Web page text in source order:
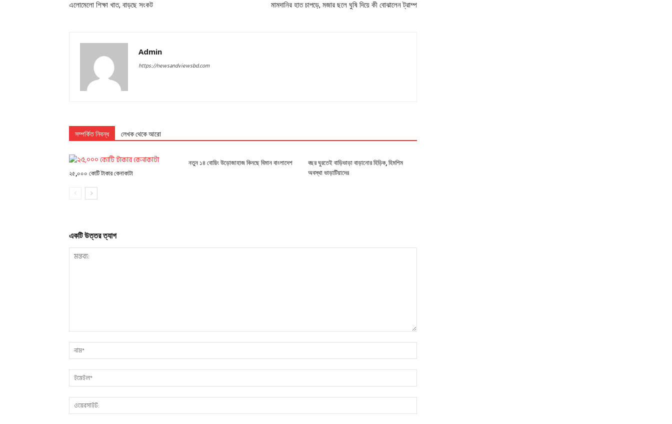
এলোমেলো শিক্ষা খাত, বাড়ছে সংকট মামদানির হাত চাপড়ে, মজার ছলে ঘুষি দিয়ে কী বোঝালেন ট্রাম্প
Admin
https://newsandviewsbd.com
সম্পর্কিত নিবন্ধ লেখক থেকে আরো
২৫,০০০ কোটি টাকার কেনাকাটা
নতুন ১৪ বোয়িং উড়োজাহাজ কিনছে বিমান বাংলাদেশ
বছর ঘুরতেই বাড়িভাড়া বাড়ানোর হিড়িক, হিমশিম
অবস্থা ভাড়াটিয়াদের
একটি উত্তর ত্যাগ